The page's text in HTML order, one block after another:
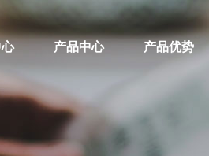
产品中心 产品优势